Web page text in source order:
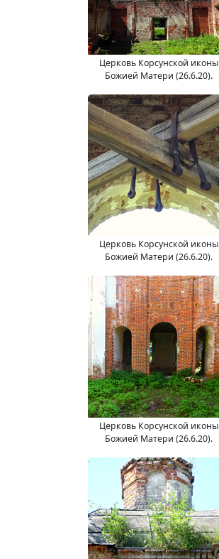
Церковь Корсунской иконы
Божией Матери (26.6.20).
Церковь Корсунской иконы
Божией Матери (26.6.20).
Церковь Корсунской иконы
Божией Матери (26.6.20).